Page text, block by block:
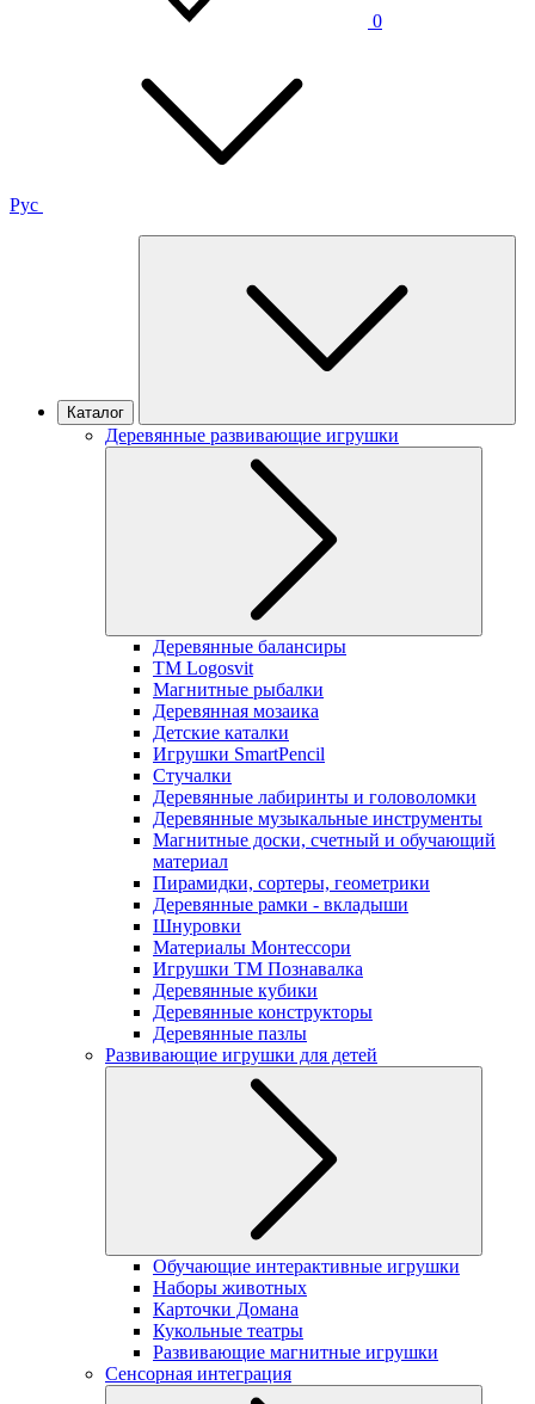
0
Рус
Каталог
Деревянные развивающие игрушки
Деревянные балансиры
TM Logosvit
Магнитные рыбалки
Деревянная мозаика
Детские каталки
Игрушки SmartPencil
Стучалки
Деревянные лабиринты и головоломки
Деревянные музыкальные инструменты
Магнитные доски, счетный и обучающий
материал
Пирамидки, сортеры, геометрики
Деревянные рамки - вкладыши
Шнуровки
Материалы Монтессори
Игрушки ТМ Познавалка
Деревянные кубики
Деревянные конструкторы
Деревянные пазлы
Развивающие игрушки для детей
Обучающие интерактивные игрушки
Наборы животных
Карточки Домана
Кукольные театры
Развивающие магнитные игрушки
Сенсорная интеграция